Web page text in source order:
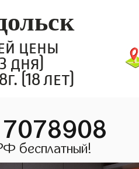
цены
дня)
(18 лет)
бесплатный!